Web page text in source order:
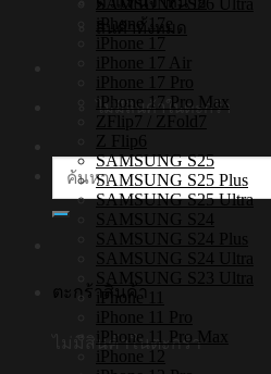
สินค้าทั้งหมด
ไม่มีสินค้าในตะกร้า
ค้นหา:
ตะกร้าสินค้า
ไม่มีสินค้าในตะกร้า
iPhone 17e
iPhone 17
iPhone 17 Air
iPhone 17 Pro
iPhone 17 Pro Max
ZFlip7 / ZFold7
Z Flip6
SAMSUNG S25
SAMSUNG S25 Plus
SAMSUNG S25 Ultra
SAMSUNG S24
SAMSUNG S24 Plus
SAMSUNG S24 Ultra
SAMSUNG S23 Ultra
iPhone 11
iPhone 11 Pro
iPhone 11 Pro Max
iPhone 12